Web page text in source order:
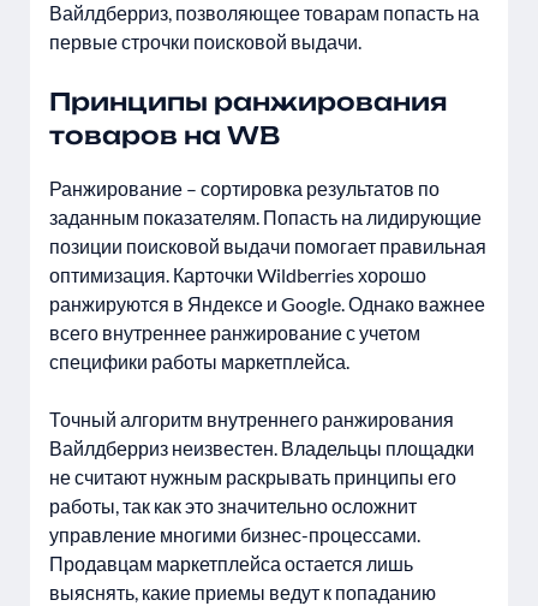
Вайлдберриз, позволяющее товарам попасть на
первые строчки поисковой выдачи.
Принципы ранжирования
товаров на WB
Ранжирование – сортировка результатов по
заданным показателям. Попасть на лидирующие
позиции поисковой выдачи помогает правильная
оптимизация. Карточки Wildberries хорошо
ранжируются в Яндексе и Google. Однако важнее
всего внутреннее ранжирование с учетом
специфики работы маркетплейса.
Точный алгоритм внутреннего ранжирования
Вайлдберриз неизвестен. Владельцы площадки
не считают нужным раскрывать принципы его
работы, так как это значительно осложнит
управление многими бизнес-процессами.
Продавцам маркетплейса остается лишь
выяснять, какие приемы ведут к попаданию